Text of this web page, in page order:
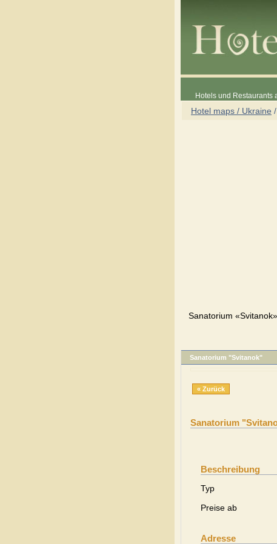
Hotels und Restaurants
Hotel maps / Ukraine /
Sanatorium
Sanatorium "Svitanok"
« Zurück
Sanatorium
Beschreibung
Typ
Preise ab
Adresse